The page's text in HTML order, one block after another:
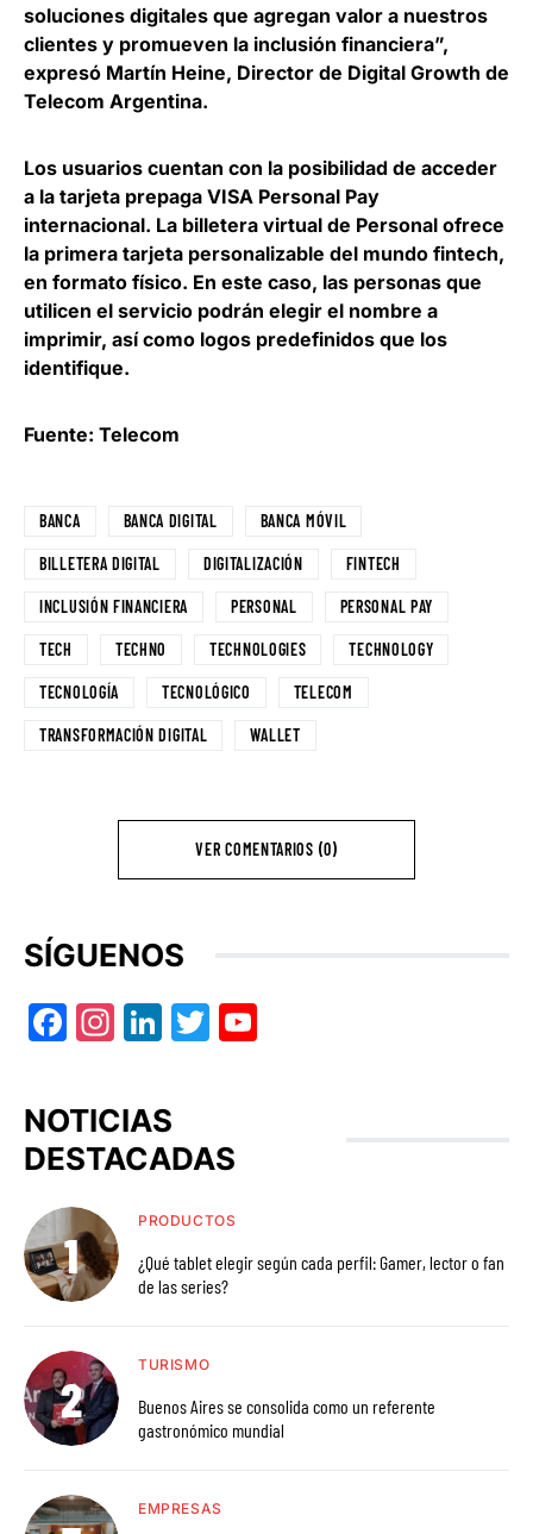
soluciones digitales que agregan valor a nuestros
clientes y promueven la inclusión financiera”,
expresó Martín Heine, Director de Digital Growth de
Telecom Argentina.
Los usuarios cuentan con la posibilidad de acceder
a la tarjeta prepaga VISA Personal Pay
internacional. La billetera virtual de Personal ofrece
la primera tarjeta personalizable del mundo fintech,
en formato físico. En este caso, las personas que
utilicen el servicio podrán elegir el nombre a
imprimir, así como logos predefinidos que los
identifique.
Fuente: Telecom
BANCA BANCA DIGITAL BANCA MÓVIL
BILLETERA DIGITAL DIGITALIZACIÓN FINTECH
INCLUSIÓN FINANCIERA PERSONAL PERSONAL PAY
TECH TECHNO TECHNOLOGIES TECHNOLOGY
TECNOLOGÍA TECNOLÓGICO TELECOM
TRANSFORMACIÓN DIGITAL WALLET
VER COMENTARIOS (0)
SÍGUENOS
Facebook
Instagram
LinkedIn
Twitter
NOTICIAS
DESTACADAS
PRODUCTOS
¿Qué tablet elegir según cada perfil: Gamer, lector o fan
de las series?
TURISMO
Buenos Aires se consolida como un referente
gastronómico mundial
EMPRESAS